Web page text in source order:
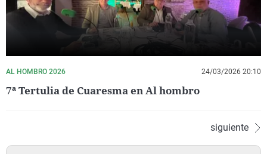
AL HOMBRO 2026 24/03/2026 20:10
7ª Tertulia de Cuaresma en Al hombro
siguiente